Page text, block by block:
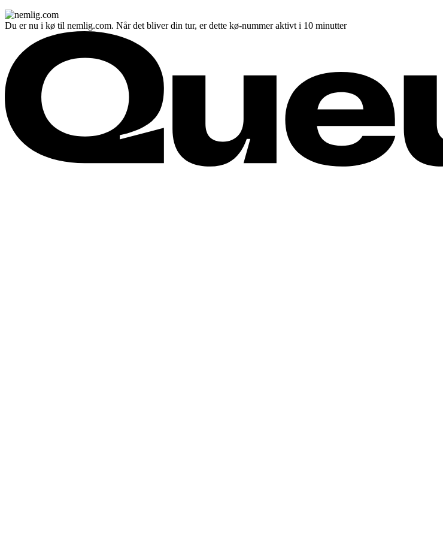
Du er nu i kø til nemlig.com. Når det bliver din tur, er dette kø-nummer aktivt i 10 minutter